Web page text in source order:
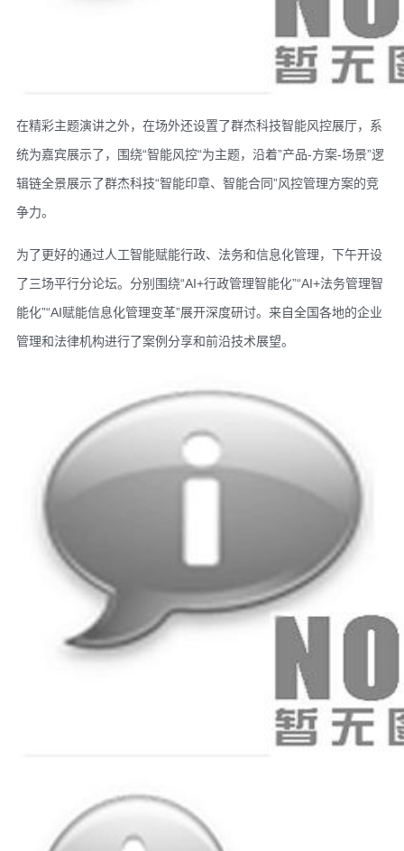
在精彩主题演讲之外，在场外还设置了群杰科技智能风控展厅，系
统为嘉宾展示了，围绕“智能风控“为主题，沿着”产品-方案-场景”逻
辑链全景展示了群杰科技“智能印章、智能合同”风控管理方案的竞
争力。
为了更好的通过人工智能赋能行政、法务和信息化管理，下午开设
了三场平行分论坛。分别围绕“AI+行政管理智能化”“AI+法务管理智
能化”“AI赋能信息化管理变革”展开深度研讨。来自全国各地的企业
管理和法律机构进行了案例分享和前沿技术展望。